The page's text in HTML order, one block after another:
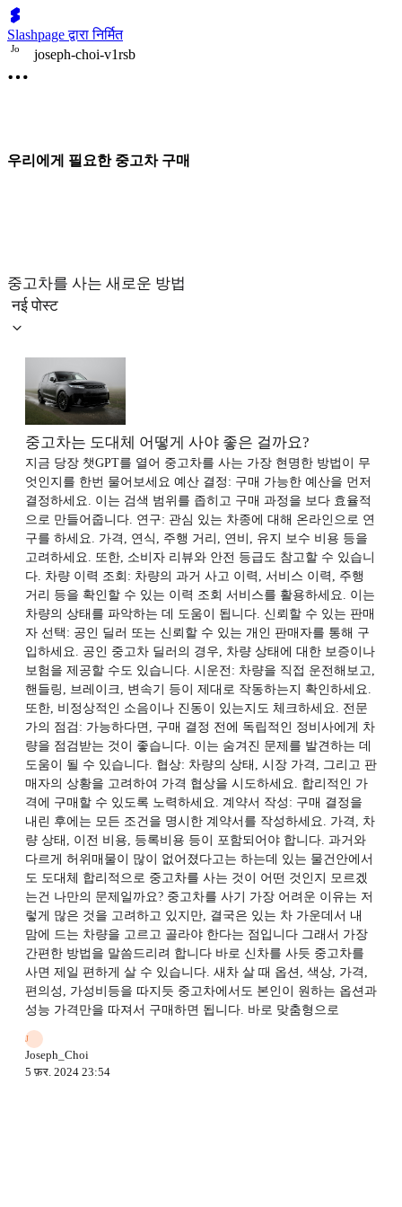
Slashpage द्वारा निर्मित
Jo joseph-choi-v1rsb
우리에게 필요한 중고차 구매
중고차를 사는 새로운 방법
नई पोस्ट
중고차는 도대체 어떻게 사야 좋은 걸까요?
지금 당장 챗GPT를 열어 중고차를 사는 가장 현명한 방법이 무
엇인지를 한번 물어보세요 예산 결정: 구매 가능한 예산을 먼저
결정하세요. 이는 검색 범위를 좁히고 구매 과정을 보다 효율적
으로 만들어줍니다. 연구: 관심 있는 차종에 대해 온라인으로 연
구를 하세요. 가격, 연식, 주행 거리, 연비, 유지 보수 비용 등을
고려하세요. 또한, 소비자 리뷰와 안전 등급도 참고할 수 있습니
다. 차량 이력 조회: 차량의 과거 사고 이력, 서비스 이력, 주행
거리 등을 확인할 수 있는 이력 조회 서비스를 활용하세요. 이는
차량의 상태를 파악하는 데 도움이 됩니다. 신뢰할 수 있는 판매
자 선택: 공인 딜러 또는 신뢰할 수 있는 개인 판매자를 통해 구
입하세요. 공인 중고차 딜러의 경우, 차량 상태에 대한 보증이나
보험을 제공할 수도 있습니다. 시운전: 차량을 직접 운전해보고,
핸들링, 브레이크, 변속기 등이 제대로 작동하는지 확인하세요.
또한, 비정상적인 소음이나 진동이 있는지도 체크하세요. 전문
가의 점검: 가능하다면, 구매 결정 전에 독립적인 정비사에게 차
량을 점검받는 것이 좋습니다. 이는 숨겨진 문제를 발견하는 데
도움이 될 수 있습니다. 협상: 차량의 상태, 시장 가격, 그리고 판
매자의 상황을 고려하여 가격 협상을 시도하세요. 합리적인 가
격에 구매할 수 있도록 노력하세요. 계약서 작성: 구매 결정을
내린 후에는 모든 조건을 명시한 계약서를 작성하세요. 가격, 차
량 상태, 이전 비용, 등록비용 등이 포함되어야 합니다. 과거와
다르게 허위매물이 많이 없어졌다고는 하는데 있는 물건안에서
도 도대체 합리적으로 중고차를 사는 것이 어떤 것인지 모르겠
는건 나만의 문제일까요? 중고차를 사기 가장 어려운 이유는 저
렇게 많은 것을 고려하고 있지만, 결국은 있는 차 가운데서 내
맘에 드는 차량을 고르고 골라야 한다는 점입니다 그래서 가장
간편한 방법을 말씀드리려 합니다 바로 신차를 사듯 중고차를
사면 제일 편하게 살 수 있습니다. 새차 살 때 옵션, 색상, 가격,
편의성, 가성비등을 따지듯 중고차에서도 본인이 원하는 옵션과
성능 가격만을 따져서 구매하면 됩니다. 바로 맞춤형으로
J
Joseph_Choi
5 फ़र. 2024 23:54